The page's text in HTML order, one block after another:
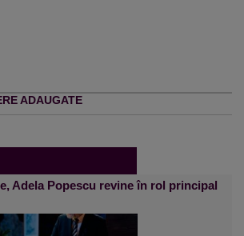
ADAUGATE
Adela Popescu revine în rol principal